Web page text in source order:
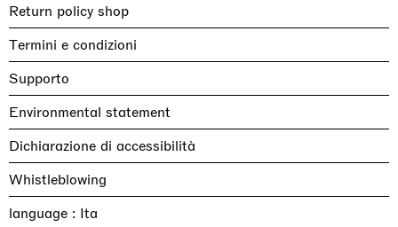
Return policy shop
Termini e condizioni
Supporto
Environmental statement
Dichiarazione di accessibilità
Whistleblowing
language :